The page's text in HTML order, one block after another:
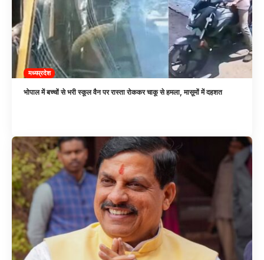
मध्यप्रदेश
भोपाल में बच्चों से भरी स्कूल वैन पर रास्ता रोककर चाकू से हमला, मासूमों में दहशत